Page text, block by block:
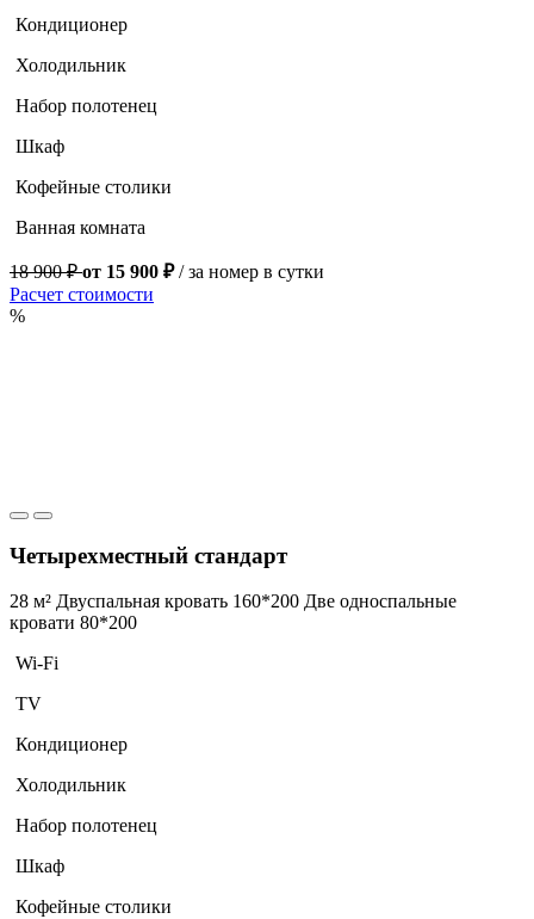
Кондиционер
Холодильник
Набор полотенец
Шкаф
Кофейные столики
Ванная комната
18 900 ₽от 15 900 ₽/ за номер в сутки
Расчет стоимости
%
Четырехместный стандарт
28 м² Двуспальная кровать 160*200 Две односпальные
кровати 80*200
Wi-Fi
TV
Кондиционер
Холодильник
Набор полотенец
Шкаф
Кофейные столики